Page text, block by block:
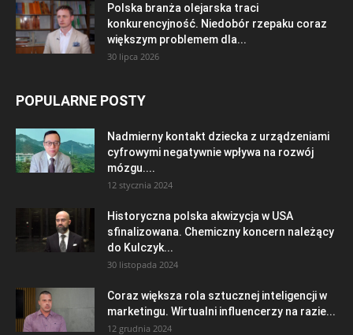
Polska branża olejarska traci
konkurencyjność. Niedobór rzepaku coraz
większym problemem dla...
30 lipca 2026
POPULARNE POSTY
Nadmierny kontakt dziecka z urządzeniami
cyfrowymi negatywnie wpływa na rozwój
mózgu....
12 stycznia 2024
Historyczna polska akwizycja w USA
sfinalizowana. Chemiczny koncern należący
do Kulczyk...
30 listopada 2024
Coraz większa rola sztucznej inteligencji w
marketingu. Wirtualni influencerzy na razie...
12 grudnia 2024